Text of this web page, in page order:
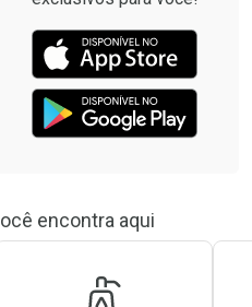
encontra aqui